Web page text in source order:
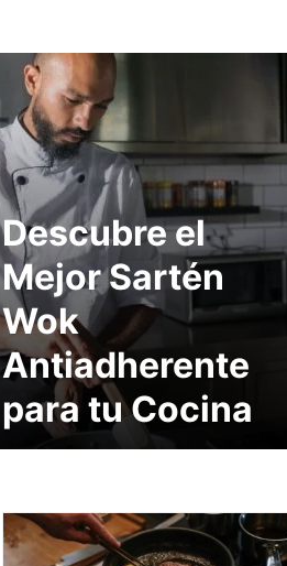
Descubre el
Mejor Sartén
Wok
Antiadherente
para tu Cocina